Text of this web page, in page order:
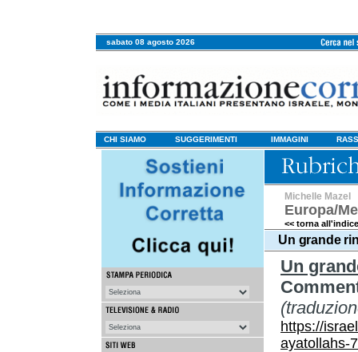
sabato 08 agosto 2026
CHI SIAMO SUGGERIMENTI IMMAGINI
Michelle Mazel
Europa/
<< torna
Un grande
Un
https://
ayatollahs-